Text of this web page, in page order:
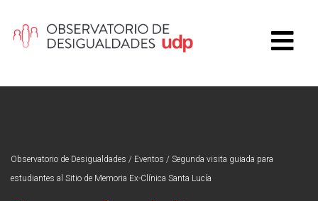
Observatorio de Desigualdades / Eventos / Segunda visita guiada para
estudiantes al Sitio de Memoria Ex-Clínica Santa Lucía